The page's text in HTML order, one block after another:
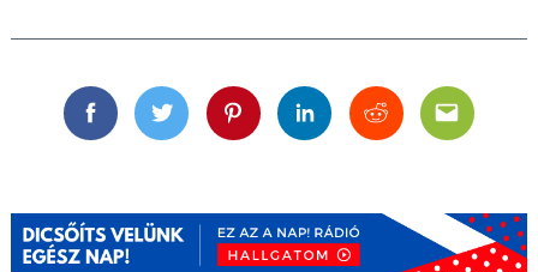
FacebookTwitterPinterestLinkedinRedditEmail